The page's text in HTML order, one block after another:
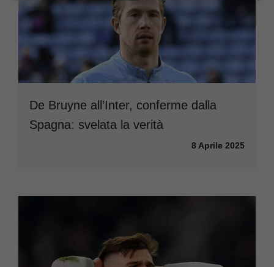
De Bruyne all’Inter, conferme dalla
Spagna: svelata la verità
8 Aprile 2025